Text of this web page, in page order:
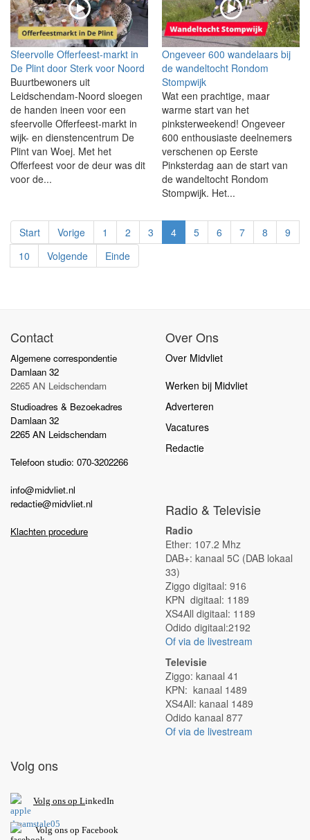
Sfeervolle Offerfeest-markt in
De Plint door Sterk voor Noord
Buurtbewoners uit
Leidschendam-Noord sloegen
de handen ineen voor een
sfeervolle Offerfeest-markt in
wijk- en dienstencentrum De
Plint van Woej. Met het
Offerfeest voor de deur was dit
voor de...
Ongeveer 600 wandelaars bij
de wandeltocht Rondom
Stompwijk
Wat een prachtige, maar
warme start van het
pinksterweekend! Ongeveer
600 enthousiaste deelnemers
verschenen op Eerste
Pinksterdag aan de start van
de wandeltocht Rondom
Stompwijk. Het...
Start Vorige 1 2 3 4 5 6 7 8
9
10
Volgende Einde
Contact
Algemene correspondentie
Damlaan 32
2265 AN Leidschendam
Studioadres & Bezoekadres
Damlaan 32
2265 AN Leidschendam
Telefoon studio: 070-3202266
info@midvliet.nl
redactie@midvliet.nl
Klachten procedure
Over Ons
Over Midvliet
Werken bij Midvliet
Adverteren
Vacatures
Redactie
Radio & Televisie
Radio
Ether: 107.2 Mhz
DAB+: kanaal 5C (DAB lokaal
33)
Ziggo digitaal: 916
KPN digitaal: 1189
XS4All digitaal: 1189
Odido digitaal:2192
Of via de livestream
Televisie
Ziggo: kanaal 41
KPN: kanaal 1489
XS4All: kanaal 1489
Odido kanaal 877
Of via de livestream
Volg ons
Volg ons op LinkedIn
Volg ons op Facebook